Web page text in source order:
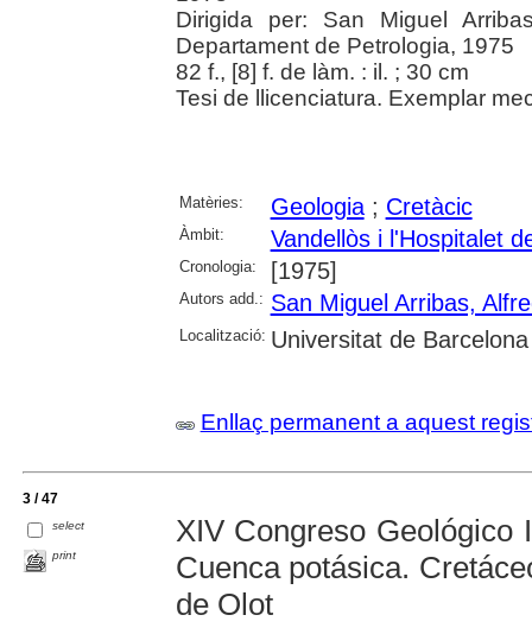
Dirigida per: San Miguel
Departament de Petrologia, 1975
82 f., [8] f. de làm. : il. ; 30 cm
Tesi de llicenciatura. Exemplar
Matèries: Geologia; Cretàcic
Àmbit: Vandellòs i l'Hospitalet
Cronologia: [1975]
Autors add.: San Miguel Arribas,
Localització: Universitat de Barcelona
Enllaç permanent a aquest
3 / 47
select
print
XIV Congreso Geológico
Cuenca potásica.
de Olot